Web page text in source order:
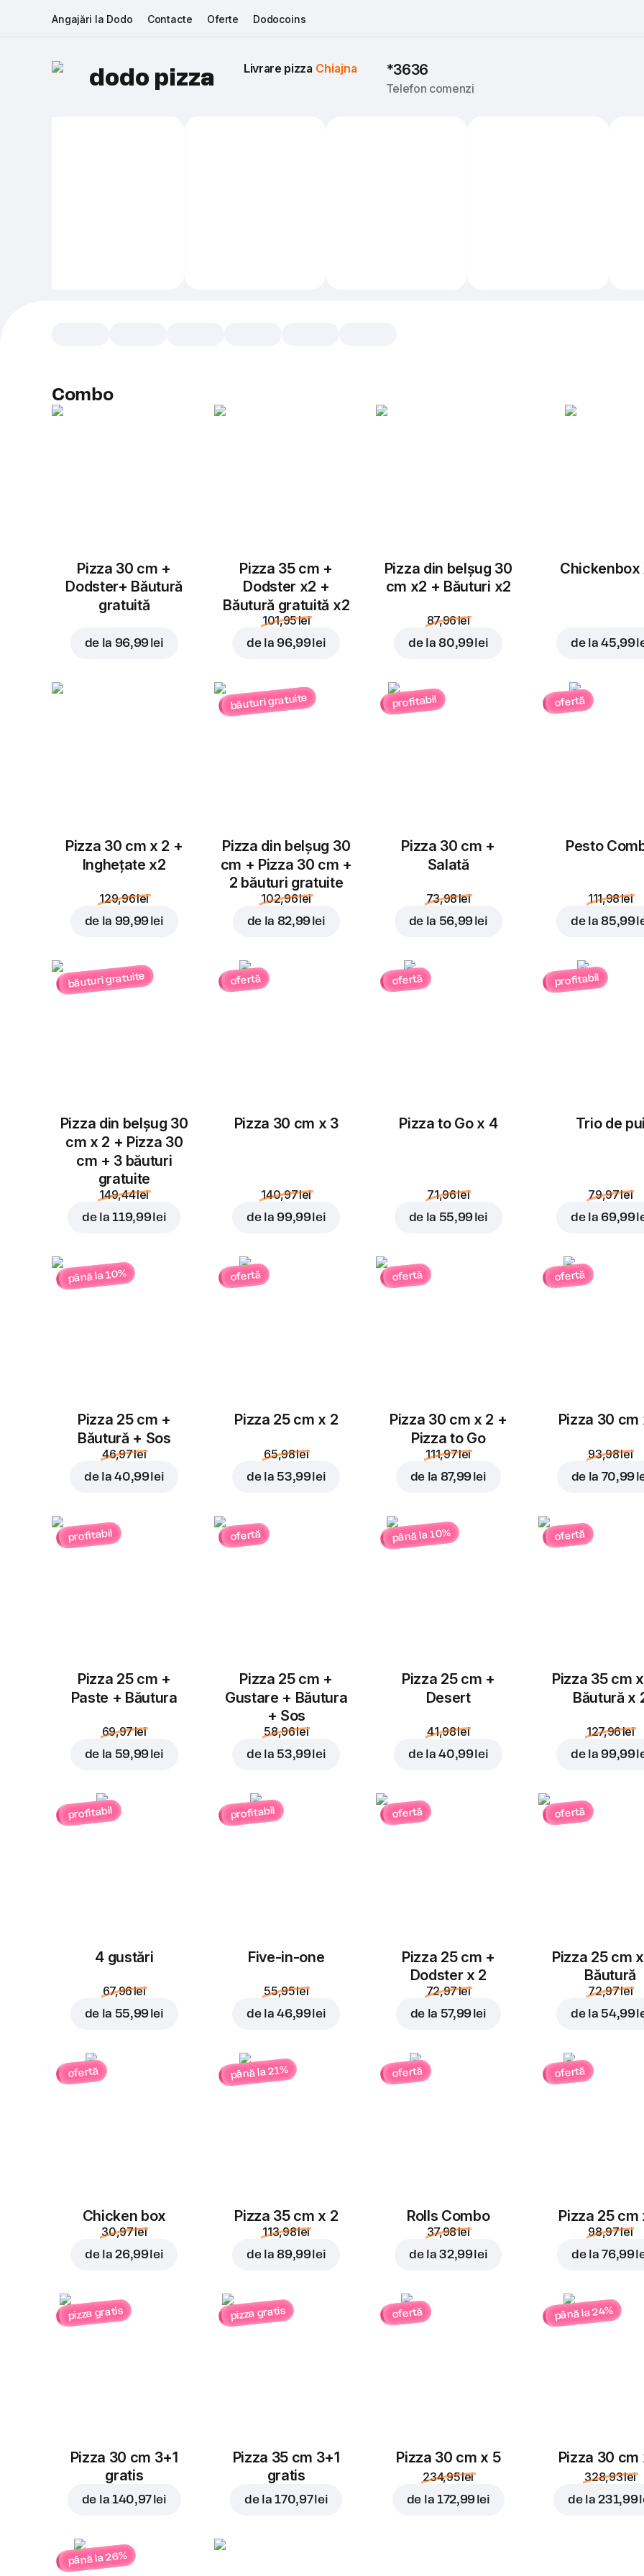
Angajări la Dodo Contacte Oferte Dodocoins
dodo pizza Livrare pizza Chiajna *3636
Telefon comenzi
Adaugă topping
3,00 lei
Ananas
4,00 lei
Combo
Pizza 30 cm +
Dodster+ Băutură
gratuită
de la 96,99 lei
Pizza 35 cm +
Dodster x2 +
Băutură gratuită x2
101,95 lei
de la 96,99 lei
Pizza din belșug 30
cm x2 + Băuturi x2
87,96 lei
de la 80,99 lei
Chickenbox
de la45,99
Pizza 30 cm x 2 +
Inghețate x2
129,96 lei
de la 99,99 lei
băuturi gratuite
Pizza din belșug 30
cm + Pizza 30 cm +
2 băuturi gratuite
102,96 lei
de la 82,99 lei
profitabil
Pizza 30 cm +
Salată
73,98 lei
de la 56,99 lei
ofertă
Pesto
111,98 lei
de la 85,99
băuturi gratuite
Pizza din belșug 30
cm x 2 + Pizza 30
cm + 3 băuturi
gratuite
149,44 lei
de la119,99 lei
ofertă
Pizza 30 cm x 3
140,97 lei
de la 99,99 lei
ofertă
Pizza to Go x 4
71,96 lei
de la 55,99 lei
profitabil
Trio de pui
79,97 lei
de la 69,99
până la 10%
Pizza 25 cm +
Băutură + Sos
46,97 lei
de la40,99 lei
ofertă
Pizza 25 cm x 2
65,98 lei
de la 53,99 lei
ofertă
Pizza 30 cm x 2 +
Pizza to Go
111,97 lei
de la 87,99 lei
ofertă
Pizza 30 cm
93,98 lei
de la 70,99
profitabil
Pizza 25 cm +
Paste + Băutura
69,97 lei
de la 59,99 lei
ofertă
Pizza 25 cm +
Gustare + Băutura
+ Sos
58,96 lei
de la 53,99 lei
până la 10%
Pizza 25 cm +
Desert
41,98 lei
de la40,99 lei
ofertă
Pizza 35 cm
Băutură x
127,96 lei
de la 99,99
profitabil
4 gustări
67,96 lei
de la 55,99 lei
profitabil
Five-in-one
55,95 lei
de la46,99 lei
ofertă
Pizza 25 cm +
Dodster x 2
72,97 lei
de la 57,99 lei
ofertă
Pizza 25 cm
Băutură
72,97 lei
de la 54,99
ofertă
Chicken box
30,97 lei
de la26,99 lei
până la 21%
Pizza 35 cm x 2
113,98 lei
de la 89,99 lei
ofertă
Rolls Combo
37,98 lei
de la32,99 lei
ofertă
Pizza 25 cm
98,97 lei
de la76,99
pizza gratis
Pizza 30 cm 3+1
gratis
de la 140,97 lei
pizza gratis
Pizza 35 cm 3+1
gratis
de la170,97 lei
ofertă
Pizza 30 cm x 5
234,95 lei
de la 172,99 lei
până la 24%
Pizza 30 cm
328,93 lei
de la231,99
până la 26%